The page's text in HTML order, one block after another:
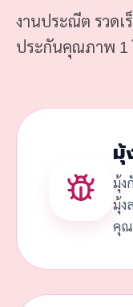
งานประณีต รวดเ
ประกันคุณภาพ 1
มุ้
มุ้ง
มุ้ง
คุณ